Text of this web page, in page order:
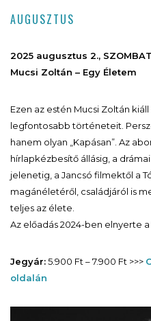
AUGUSZTUS
2025 augusztus 2.,
Mucsi Zoltán – Egy Életem
Ezen az estén Mucsi Zoltán
legfontosabb történeteit.
hanem olyan „Kapásan”. Az
hírlapkézbesítő állásig, a
jelenetig, a Jancsó filmektől a
magánéletéről, családjáról is
teljes az élete.
Az előadás 2024-ben elnyerte
Jegyár:5.900 Ft – 7.900 Ft >>>
oldalán